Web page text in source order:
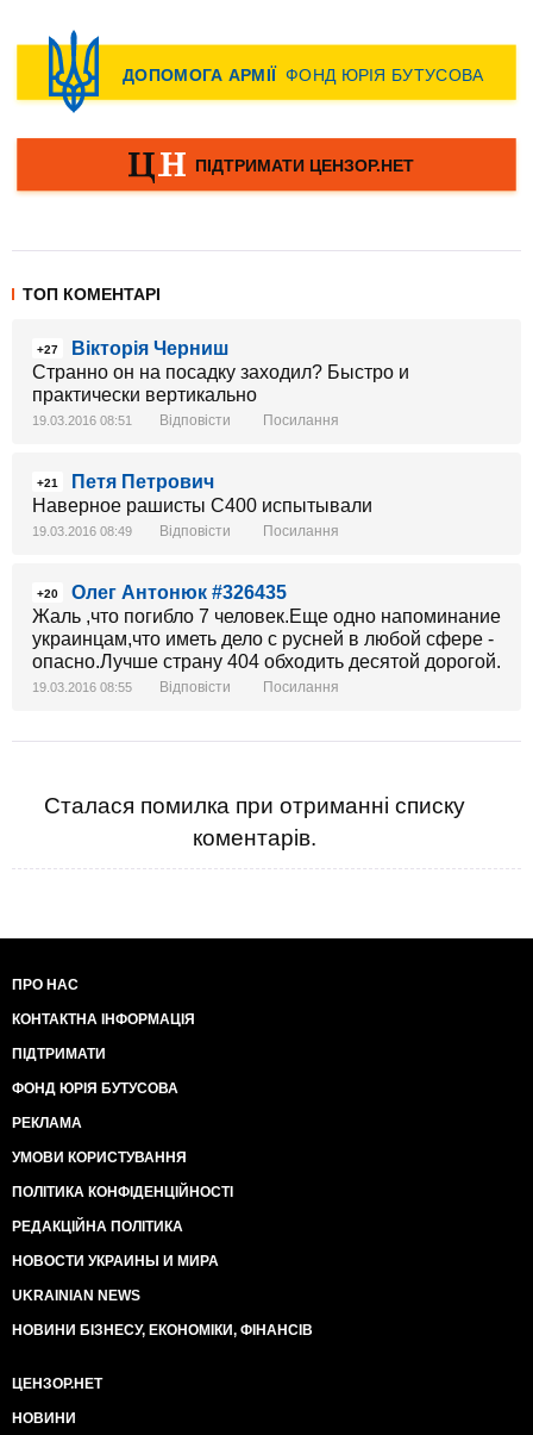
ТОП КОМЕНТАРІ
+27
Вікторія Черниш
Странно он на посадку заходил? Быстро и
практически вертикально
19.03.2016 08:51 Відповісти Посилання
+21
Петя Петрович
Наверное рашисты С400 испытывали
19.03.2016 08:49 Відповісти Посилання
+20
Олег Антонюк #326435
Жаль ,что погибло 7 человек.Еще одно напоминание
украинцам,что иметь дело с русней в любой сфере -
опасно.Лучше страну 404 обходить десятой дорогой.
19.03.2016 08:55 Відповісти Посилання
Сталася помилка при отриманні списку
коментарів.
ПРО НАС
КОНТАКТНА ІНФОРМАЦІЯ
ПІДТРИМАТИ
ФОНД ЮРІЯ БУТУСОВА
РЕКЛАМА
УМОВИ КОРИСТУВАННЯ
ПОЛІТИКА КОНФІДЕНЦІЙНОСТІ
РЕДАКЦІЙНА ПОЛІТИКА
НОВОСТИ УКРАИНЫ И МИРА
UKRAINIAN NEWS
НОВИНИ БІЗНЕСУ, ЕКОНОМІКИ, ФІНАНСІВ
ЦЕНЗОР.НЕТ
НОВИНИ